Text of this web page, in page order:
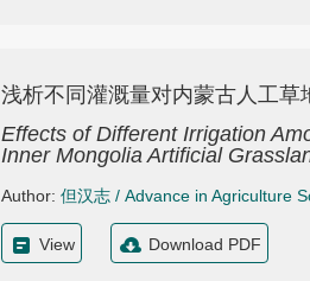
浅析不同灌溉量对内蒙古人工
Effects of Different Irrigation
Inner Mongolia Artificial
Author: 但汉志 / Advance in Agriculture
View Download PDF